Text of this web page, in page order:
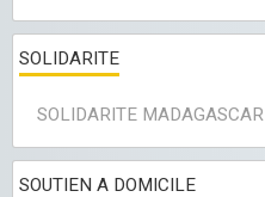
SOLIDARITE
SOLIDARITE MADAGASCAR
SOUTIEN A DOMICILE